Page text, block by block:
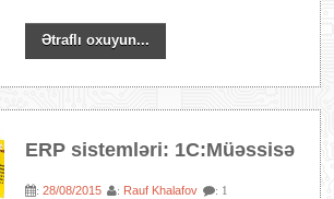
Ətraflı oxuyun...
ERP sistemləri: 1C:Müəssisə
:28/08/2015 : Rauf Khalafov : 1